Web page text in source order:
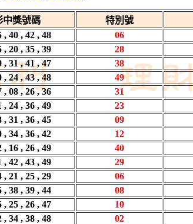
中獎號碼 特別號
, 40 , 42 , 48 06
, 20 , 35 , 39 28
, 31 , 41 , 47 38
, 24 , 43 , 48 49
, 08 , 26 , 36 31
, 24 , 36 , 49 23
, 31 , 36 , 45 09
, 34 , 36 , 42 12
, 16 , 26 , 49 40
, 42 , 43 , 49 29
, 21 , 25 , 29 06
, 38 , 39 , 44 08
, 25 , 26 , 47 10
, 34 , 38 , 48 02